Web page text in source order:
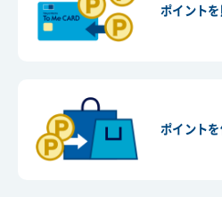
ポイント
ポイントを